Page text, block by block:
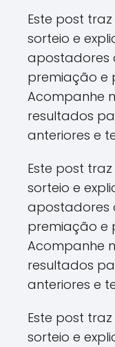
Este post
sorteio e
apostadores
premiação e
Acompanhe
resultados
anteriores e
Este post
sorteio e
apostadores
premiação e
Acompanhe
resultados
anteriores e
Este post
sorteio e